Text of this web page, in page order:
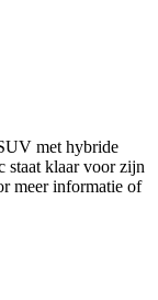
met hybride
staat klaar voor zijn
meer informatie of